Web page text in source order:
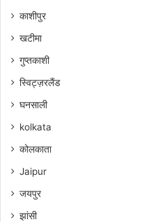
काशीपुर
खटीमा
गुप्तकाशी
स्विट्ज़रलैंड
घनसाली
kolkata
कोलकाता
Jaipur
जयपुर
झांसी